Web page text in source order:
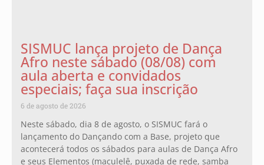
SISMUC lança projeto de Dança
Afro neste sábado (08/08) com
aula aberta e convidados
especiais; faça sua inscrição
6 de agosto de 2026
Neste sábado, dia 8 de agosto, o SISMUC fará o
lançamento do Dançando com a Base, projeto que
acontecerá todos os sábados para aulas de Dança Afro
e seus Elementos (maculelê, puxada de rede, samba